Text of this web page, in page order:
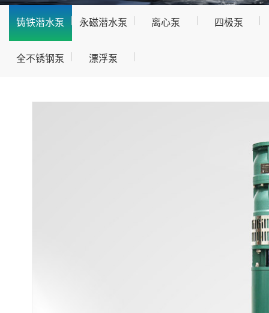
铸铁潜水泵 永磁潜水泵 离心泵 四极泵
全不锈钢泵 漂浮泵